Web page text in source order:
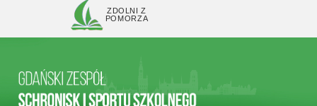
ZDOLNI Z
POMORZA